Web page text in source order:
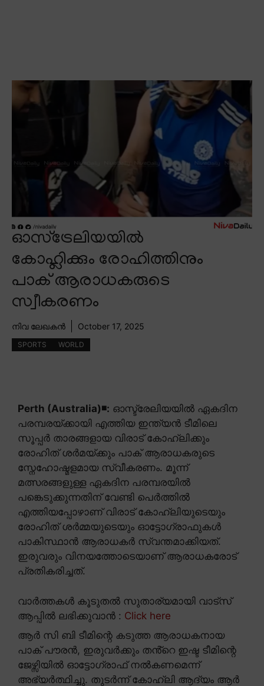
ഓസ്ട്രേലിയയിൽ
കോഹ്ലിക്കും രോഹിത്തിനും
പാക് ആരാധകരുടെ
സ്വീകരണം
നിവ ലേഖകൻ October 17, 2025
SPORTS WORLD
Perth (Australia)◾: ഓസ്ട്രേലിയയിൽ ഏകദിന
പരമ്പരയ്ക്കായി എത്തിയ ഇന്ത്യൻ ടീമിലെ
സൂപ്പർ താരങ്ങളായ വിരാട് കോഹ്ലിക്കും
രോഹിത് ശർമയ്ക്കും പാക് ആരാധകരുടെ
സ്നേഹോഷ്മളമായ സ്വീകരണം. മൂന്ന്
മത്സരങ്ങളുള്ള ഏകദിന പരമ്പരയിൽ
പങ്കെടുക്കുന്നതിന് വേണ്ടി പെർത്തിൽ
എത്തിയപ്പോഴാണ് വിരാട് കോഹ്ലിയുടെയും
രോഹിത് ശർമ്മയുടെയും ഓട്ടോഗ്രാഫുകൾ
പാകിസ്ഥാൻ ആരാധകർ സ്വന്തമാക്കിയത്.
ഇരുവരും വിനയത്തോടെയാണ് ആരാധകരോട്
പ്രതികരിച്ചത്.
വാർത്തകൾ കൂടുതൽ സുതാര്യമായി വാട്സ്
ആപ്പിൽ ലഭിക്കുവാൻ : Click here
ആർ സി ബി ടീമിന്റെ കടുത്ത ആരാധകനായ
പാക് പൗരൻ, ഇരുവർക്കും തൻ്റെ ഇഷ്ട ടീമിന്റെ
ജേഴ്സിയിൽ ഓട്ടോഗ്രാഫ് നൽകണമെന്ന്
അഭ്യർത്ഥിച്ചു. തുടർന്ന് കോഹ്ലി ആദ്യം ആർ